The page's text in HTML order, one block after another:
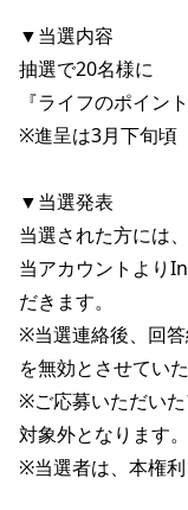
▼当選内容
抽選で20名様に
『ライフのポイン
※進呈は3月下旬頃
▼当選発表
当選された方には
当アカウントより
だきます。
※当選連絡後、回
を無効とさせていた
※ご応募いただい
対象外となります。
※当選者は、本権利